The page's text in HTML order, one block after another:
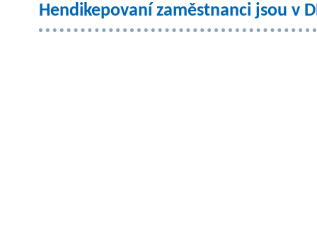
Hendikepovaní zaměstnanci jsou v